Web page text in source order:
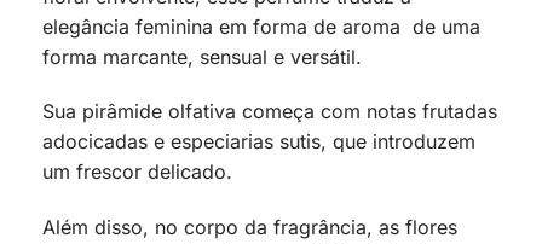
elegância feminina em forma de aroma de uma
forma marcante, sensual e versátil.
Sua pirâmide olfativa começa com notas frutadas
adocicadas e especiarias sutis, que introduzem
um frescor delicado.
Além disso, no corpo da fragrância, as flores